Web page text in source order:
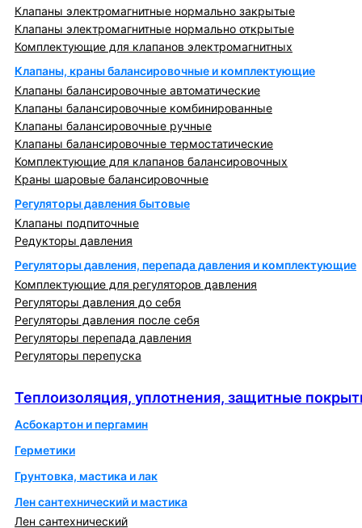
Клапаны электромагнитные нормально закрытые
Клапаны электромагнитные нормально открытые
Комплектующие для клапанов электромагнитных
Клапаны, краны балансировочные и комплектующие
Клапаны балансировочные автоматические
Клапаны балансировочные комбинированные
Клапаны балансировочные ручные
Клапаны балансировочные термостатические
Комплектующие для клапанов балансировочных
Краны шаровые балансировочные
Регуляторы давления бытовые
Клапаны подпиточные
Редукторы давления
Регуляторы давления, перепада давления и комплектующие
Комплектующие для регуляторов давления
Регуляторы давления до себя
Регуляторы давления после себя
Регуляторы перепада давления
Регуляторы перепуска
Теплоизоляция, уплотнения, защитные
Асбокартон и пергамин
Герметики
Грунтовка, мастика и лак
Лен сантехнический и мастика
Лен сантехнический